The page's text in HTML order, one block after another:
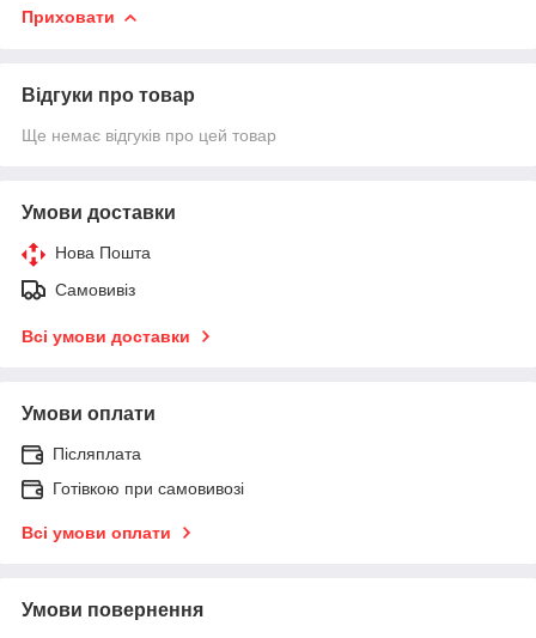
Приховати
Відгуки про товар
Ще немає відгуків про цей товар
Умови доставки
Нова Пошта
Самовивіз
Всі умови доставки
Умови оплати
Післяплата
Готівкою при самовивозі
Всі умови оплати
Умови повернення